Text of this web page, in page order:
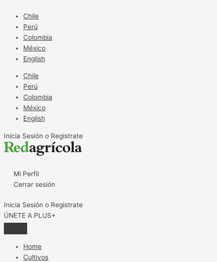
contenido
Chile
Perú
Colombia
México
English
Chile
Perú
Colombia
México
English
Inicia Sesión o Registrate
Mi Perfil
Cerrar sesión
Inicia Sesión o Registrate
ÚNETE A PLUS+
Home
Cultivos